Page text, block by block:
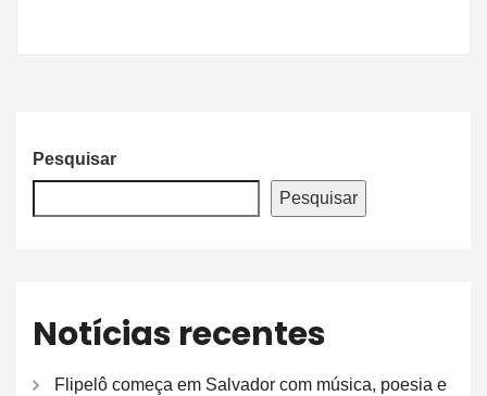
Pesquisar
Pesquisar
Notícias recentes
Flipelô começa em Salvador com música, poesia e